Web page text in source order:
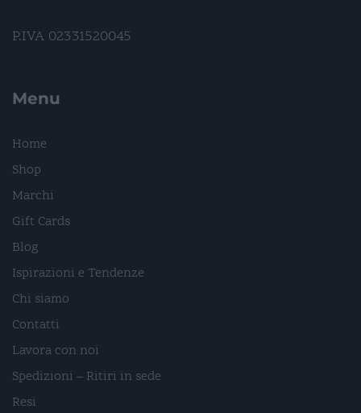
P.IVA 02331520045
Menu
Home
Shop
Marchi
Gift Cards
Blog
Ispirazioni e Tendenze
Chi siamo
Contatti
Lavora con noi
Spedizioni – Ritiri in sede
Resi